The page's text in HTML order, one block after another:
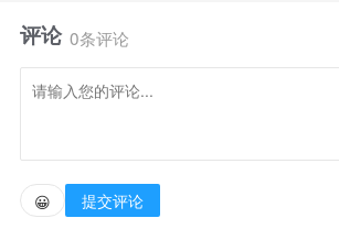
娃。
寒冬腊月出门的刘老头不顾自己食不
师兄弟们你扯点布，我讨点食，硬是
评论 0条评论
😀 提交评论